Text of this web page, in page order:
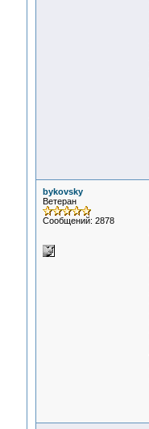
bykovsky
Ветеран
Сообщений: 2878